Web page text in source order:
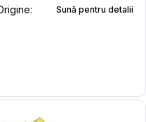
Sună pentru detalii